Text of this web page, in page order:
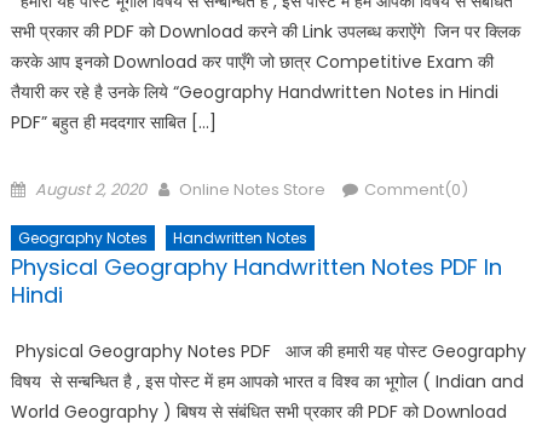
सभी प्रकार की PDF को Download करने की Link उपलब्ध कराऐंगे जिन पर क्लिक
करके आप इनको Download कर पाएँगे जो छात्र Competitive Exam की
तैयारी कर रहे है उनके लिये “Geography Handwritten Notes in Hindi
PDF” बहुत ही मददगार साबित […]
Posted
August 2, 2020 Author
Online Notes Store Comment(0)
Geography Notes Handwritten Notes
Physical Geography Handwritten Notes PDF In
Hindi
Physical Geography Notes PDF आज की हमारी यह पोस्ट Geography
विषय से सन्बन्धित है , इस पोस्ट में हम आपको भारत व विश्व का भूगोल ( Indian and
World Geography ) बिषय से संबंधित सभी प्रकार की PDF को Download